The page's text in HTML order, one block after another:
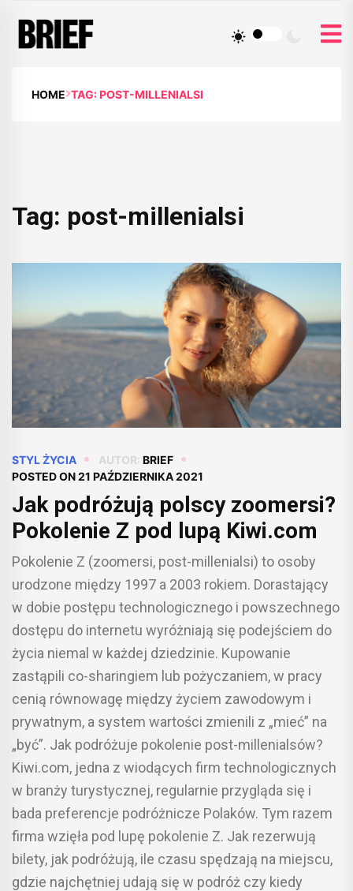
HOME TAG: POST-MILLENIALSI
Tag: post-millenialsi
STYL ŻYCIA AUTOR: BRIEF
POSTED ON21 PAŹDZIERNIKA 2021
Jak podróżują polscy zoomersi?
Pokolenie Z pod lupą Kiwi.com
Pokolenie Z (zoomersi, post-millenialsi) to osoby
urodzone między 1997 a 2003 rokiem. Dorastający
w dobie postępu technologicznego i powszechnego
dostępu do internetu wyróżniają się podejściem do
życia niemal w każdej dziedzinie. Kupowanie
zastąpili co-sharingiem lub pożyczaniem, w pracy
cenią równowagę między życiem zawodowym i
prywatnym, a system wartości zmienili z „mieć” na
„być”. Jak podróżuje pokolenie post-millenialsów?
Kiwi.com, jedna z wiodących firm technologicznych
w branży turystycznej, regularnie przygląda się i
bada preferencje podróżnicze Polaków. Tym razem
firma wzięła pod lupę pokolenie Z. Jak rezerwują
bilety, jak podróżują, ile czasu spędzają na miejscu,
gdzie najchętniej udają się w podróż czy kiedy